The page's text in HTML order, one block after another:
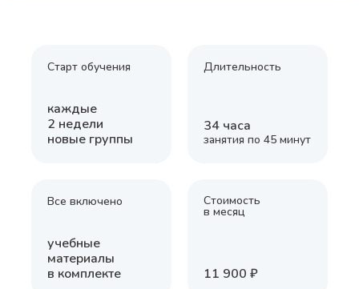
Старт обучения
каждые
2 недели
новые группы
занятия по 45 минут
Длительность
34 часа
Все включено
учебные
материалы
в комплекте
Стоимость
в месяц
11 900 ₽